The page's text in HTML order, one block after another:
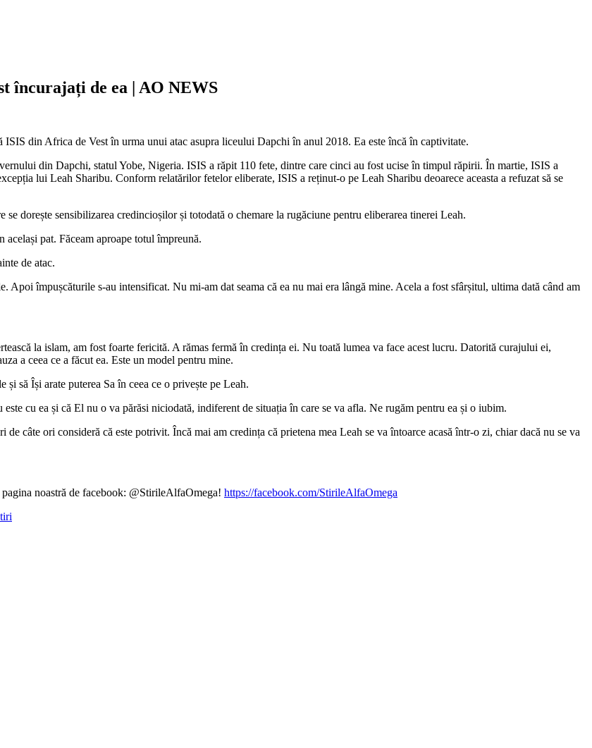
încurajați de ea | AO NEWS
din Africa de Vest în urma unui atac asupra liceului Dapchi în anul 2018. Ea este încă în captivitate.
din Dapchi, statul Yobe, Nigeria. ISIS a răpit 110 fete, dintre care cinci au fost ucise în timpul răpirii. În martie, ISIS a
lui Leah Sharibu. Conform relatărilor fetelor eliberate, ISIS a reținut-o pe Leah Sharibu deoarece aceasta a refuzat să se
dorește sensibilizarea credincioșilor și totodată o chemare la rugăciune pentru eliberarea tinerei Leah.
pat. Făceam aproape totul împreună.
de atac.
Apoi împușcăturile s-au intensificat. Nu mi-am dat seama că ea nu mai era lângă mine. Acela a fost sfârșitul, ultima dată când am
la islam, am fost foarte fericită. A rămas fermă în credința ei. Nu toată lumea va face acest lucru. Datorită curajului ei,
a ceea ce a făcut ea. Este un model pentru mine.
să Își arate puterea Sa în ceea ce o privește pe Leah.
cu ea și că El nu o va părăsi niciodată, indiferent de situația în care se va afla. Ne rugăm pentru ea și o iubim.
câte ori consideră că este potrivit. Încă mai am credința că prietena mea Leah se va întoarce acasă într-o zi, chiar dacă nu se va
noastră de facebook: @StirileAlfaOmega! https://facebook.com/StirileAlfaOmega